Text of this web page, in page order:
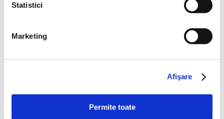
Statistici
Marketing
Afişare
Permite toate
November 2023